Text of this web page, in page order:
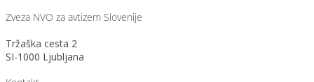
Zveza NVO za avtizem Slovenije
Tržaška cesta 2
SI-1000 Ljubljana